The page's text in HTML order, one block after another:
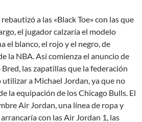
a las «Black Toe» con las que
el jugador calzaría el modelo
el blanco, el rojo y el negro, de
la NBA. Así comienza el anuncio de
las zapatillas que la federación
a Michael Jordan, ya que no
la equipación de los Chicago Bulls. El
Air Jordan, una línea de ropa y
con las Air Jordan 1, las